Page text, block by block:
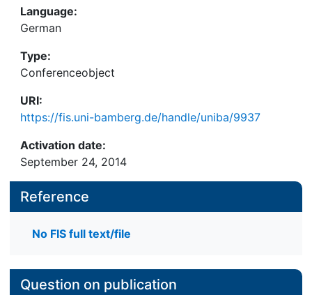
Language:
German
Type:
Conferenceobject
URI:
https://fis.uni-bamberg.de/handle/uniba/9937
Activation date:
September 24, 2014
Reference
No FIS full text/file
Question on publication